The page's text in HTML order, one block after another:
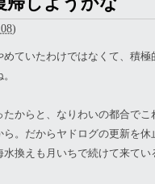
)
ていたわけではなくて、積
からと、なりわいの都合でこ
。だからヤドログの更新を休
換えも月いちで続けて来てい